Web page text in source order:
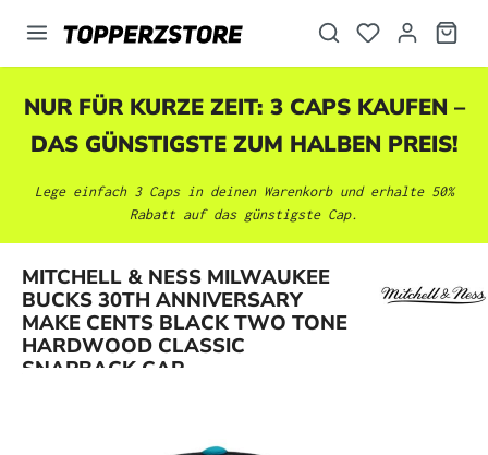
springen
NUR FÜR KURZE ZEIT: 3 CAPS KAUFEN –
DAS GÜNSTIGSTE ZUM HALBEN PREIS!
Lege einfach 3 Caps in deinen Warenkorb und erhalte 50%
Rabatt auf das günstigste Cap.
MITCHELL & NESS MILWAUKEE
BUCKS 30TH ANNIVERSARY
MAKE CENTS BLACK TWO TONE
HARDWOOD CLASSIC
SNAPBACK CAP
Bildergalerie überspringen